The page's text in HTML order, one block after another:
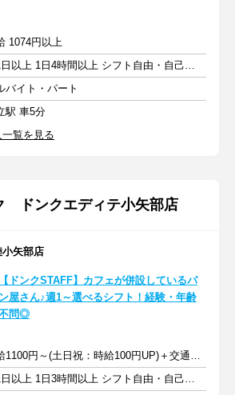
1074円以上
週1日以上 1日4時間以上 シフト自由・自己申告
バイト・パート
駅 車5分
覧を見る
ドンクエディテ小矢部店
小矢部店
【ドンクSTAFF】カフェが併設しているパ
ン屋さん♪週1～選べるシフト！経験・年齢
問◎
時給1100円～(土日祝：時給100円UP)＋交通費別途規定支給
週1日以上 1日3時間以上 シフト自由・自己申告